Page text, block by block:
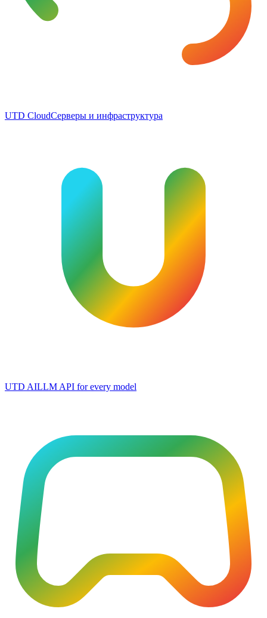
UTD CloudСерверы и инфраструктура
UTD AILLM API for every model